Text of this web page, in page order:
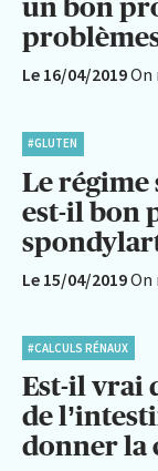
un bon
Le 16/04/2019On
#GLUTEN
Le régime
est-il bon
Le 15/04/2019On
#CALCULS RÉNAUX
Est-il vrai
de
donner la